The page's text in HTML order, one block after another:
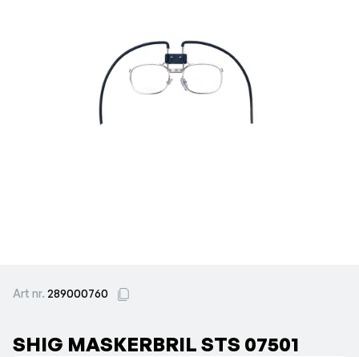
Art nr. 289000760
SHIG MASKERBRIL STS 07501